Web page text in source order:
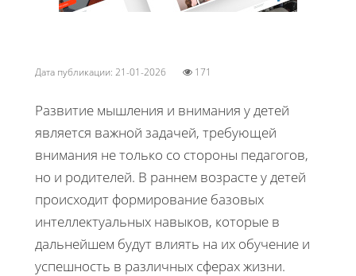
Дата публикации: 21-01-2026 171
Развитие мышления и внимания у детей
является важной задачей, требующей
внимания не только со стороны педагогов,
но и родителей. В раннем возрасте у детей
происходит формирование базовых
интеллектуальных навыков, которые в
дальнейшем будут влиять на их обучение и
успешность в различных сферах жизни.